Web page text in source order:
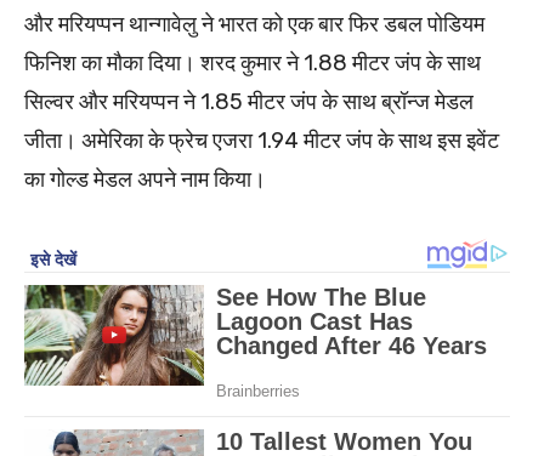
और मरियप्पन थान्गावेलु ने भारत को एक बार फिर डबल पोडियम
फिनिश का मौका दिया। शरद कुमार ने 1.88 मीटर जंप के साथ
सिल्वर और मरियप्पन ने 1.85 मीटर जंप के साथ ब्रॉन्ज मेडल
जीता। अमेरिका के फ्रेच एजरा 1.94 मीटर जंप के साथ इस इवेंट
का गोल्ड मेडल अपने नाम किया।